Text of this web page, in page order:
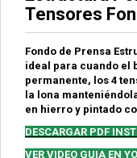
Tensores
Fondo de Prensa
ideal para cuando el
permanente, los 4
la lona
en hierro y pintado
DESCARGAR PDF
VER VIDEO GUIA EN